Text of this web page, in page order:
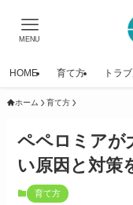
MENU
HOME 育て方 トラ
ホーム 育て方
ペペロミアが
い原因と対策
育て方